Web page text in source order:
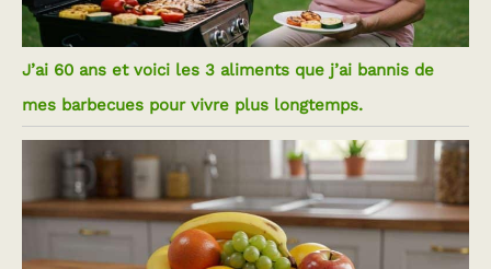
J’ai 60 ans et voici les 3 aliments que j’ai bannis de
mes barbecues pour vivre plus longtemps.